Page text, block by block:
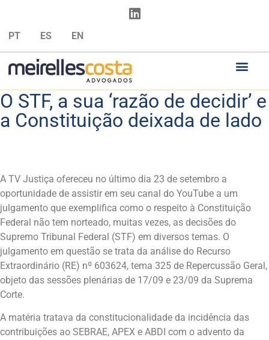
PT ES EN
O STF, a sua ‘razão de decidir’ e
a Constituição deixada de lado
A TV Justiça ofereceu no último dia 23 de setembro a
oportunidade de assistir em seu canal do YouTube a um
julgamento que exemplifica como o respeito à Constituição
Federal não tem norteado, muitas vezes, as decisões do
Supremo Tribunal Federal (STF) em diversos temas. O
julgamento em questão se trata da análise do Recurso
Extraordinário (RE) nº 603624, tema 325 de Repercussão Geral,
objeto das sessões plenárias de 17/09 e 23/09 da Suprema
Corte.
A matéria tratava da constitucionalidade da incidência das
contribuições ao SEBRAE, APEX e ABDI com o advento da